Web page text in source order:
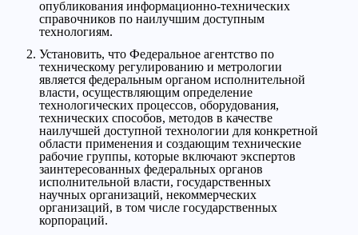
опубликования информационно-технических
справочников по наилучшим доступным
технологиям.
Установить, что Федеральное агентство по
техническому регулированию и метрологии
является федеральным органом исполнительной
власти, осуществляющим определение
технологических процессов, оборудования,
технических способов, методов в качестве
наилучшей доступной технологии для конкретной
области применения и создающим технические
рабочие группы, которые включают экспертов
заинтересованных федеральных органов
исполнительной власти, государственных
научных организаций, некоммерческих
организаций, в том числе государственных
корпораций.